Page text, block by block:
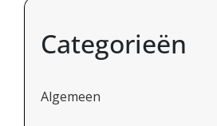
Categorieën
Algemeen